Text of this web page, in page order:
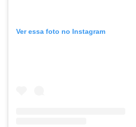
Ver essa foto no Instagram